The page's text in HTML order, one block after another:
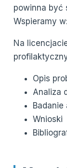
powinna być
Wspieramy w:
Na
Opis
Analiza
Wnioski